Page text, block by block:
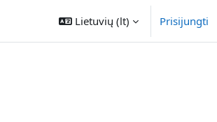
Lietuvių ‎(lt)‎ Prisijungti